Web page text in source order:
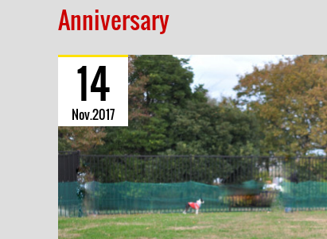
Anniversary
14
Nov2017